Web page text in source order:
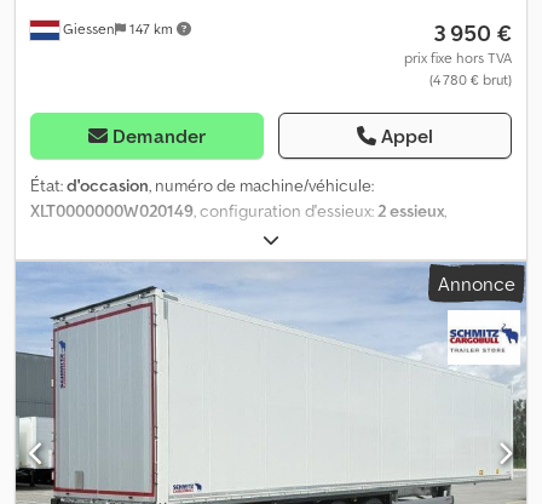
Giessen 147 km 3 950 €
prix fixe hors TVA
(4 780 € brut)
Demander Appel
État:d'occasion, numéro de machine/véhicule:
XLT0000000W020149, configuration d'essieux:2 essieux,
01/2000
couleur:autre, Année de construction:2000, Équipement:ABS, =
Plus d'options et d'accessoires = - Portes Latérales - Suspension
Pneumatique = Plus d'informations = Dimension des pneus:
275/70 Marque essieux: BPW Essieu arrière 1: Sculptures des
pneus gauche: 30%; Sculptures des pneus droite: 30% Essieu
arrière 2: Direction; Sculptures des pneus gauche: 30%;
Sculptures des pneus droite: 30% Poids à vide: 11.320 kg Capacité
de charge: 20.680 kg PBV: 32.000 kg Renseignez-vous sur les
options de crédit-bail Dcsdpfsyzyu Rex Ag Iek Numéro
d'immatriculation: OG-25-FL
Annonce